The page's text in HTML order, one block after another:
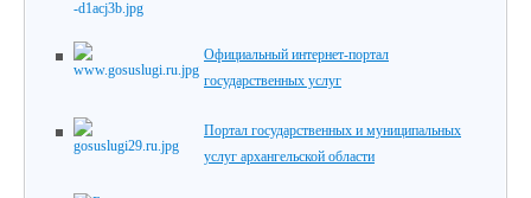
Официальный интернет-портал
государственных услуг
Портал государственных и муниципальных
услуг архангельской области